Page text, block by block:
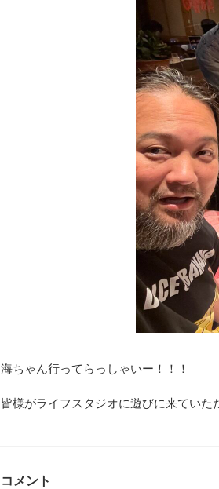
海ちゃん行ってらっしゃいー！！！
皆様がライフスタジオに遊びに来てい
コメント